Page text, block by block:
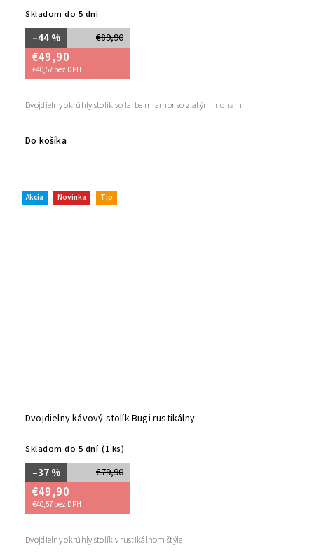
Skladom do 5 dní
€89,90
–44 %
€49,90
€40,57 bez DPH
Do košíka
Dvojdielny okrúhly stolík vo farbe mramor so zlatými nohami
Akcia Novinka Tip
Dvojdielny kávový stolík Bugi rustikálny
Skladom do 5 dní (1 ks)
€79,90
–37 %
€49,90
€40,57 bez DPH
Dvojdielny okrúhly stolík v rustikálnom štýle